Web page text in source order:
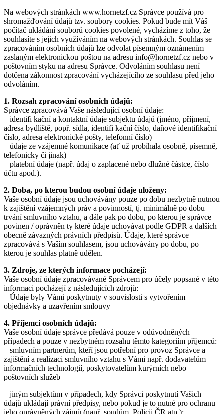
Na webových stránkách www.hornetzf.cz Správce používá pro
shromažďování údajů tzv. soubory cookies. Pokud bude mít Váš
počítač ukládání souborů cookies povolené, vycházíme z toho, že
souhlasíte s jejich využíváním na webových stránkách. Souhlas se
zpracováním osobních údajů lze odvolat písemným oznámením
zaslaným elektronickou poštou na adresu info@hornetzf.cz nebo v
poštovním styku na adresu Správce. Odvoláním souhlasu není
dotčena zákonnost zpracování vycházejícího ze souhlasu před jeho
odvoláním.
1. Rozsah zpracování osobních údajů:
Správce zpracovává Vaše následující osobní údaje:
– identifi kační a kontaktní údaje subjektu údajů (jméno, příjmení,
adresa bydliště, popř. sídla, identifi kační číslo, daňové identifikační
číslo, adresa elektronické pošty, telefonní číslo)
– údaje ze vzájemné komunikace (ať už probíhala osobně, písemně,
telefonicky či jinak)
– platební údaje (např. údaj o zaplacené nebo dlužné částce, číslo
účtu apod.).
2. Doba, po kterou budou osobní údaje uloženy:
Vaše osobní údaje jsou uchovávány pouze po dobu nezbytně nutnou
k zajištění vzájemných práv a povinností, tj. minimálně po dobu
trvání smluvního vztahu, a dále pak po dobu, po kterou je správce
povinen / oprávněn ty které údaje uchovávat podle GDPR a dalších
obecně závazných právních předpisů. Údaje, které správce
zpracovává s Vaším souhlasem, jsou uchovávány po dobu, po
kterou je souhlas platně udělen.
3. Zdroje, ze kterých informace pocházejí:
Vaše osobní údaje zpracovávané Správcem pro účely popsané v této
informaci pocházejí z následujících zdrojů:
– Údaje byly Vámi poskytnuty v souvislosti s vytvořením
objednávky a uzavřením smlouvy
4. Příjemci osobních údajů:
Vaše osobní údaje správce předává pouze v odůvodněných
případech a pouze v nezbytném rozsahu těmto kategoriím příjemců:
– smluvním partnerům, kteří jsou potřební pro provoz Správce a
zajištění a realizaci smluvního vztahu s Vámi např. dodavatelům
informačních technologií, poskytovatelům kurýrních nebo
poštovních služeb
– jiným subjektům v případech, kdy Správci poskytnutí Vašich
údajů ukládají právní předpisy, nebo pokud je to nutné pro ochranu
jeho oprávněných zájmů (např. soudům, Policii ČR atp.);